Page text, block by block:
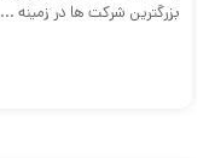
بزرگترین شرکت ها در زمینه ...